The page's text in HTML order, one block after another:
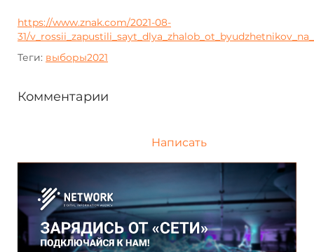
https://www.znak.com/2021-08-
31/
Теги: выборы2021
Комментарии
Написать